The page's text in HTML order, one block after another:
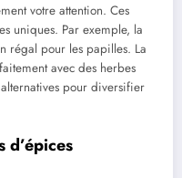
votre attention. Ces
uniques. Par exemple, la
régal pour les papilles. La
avec des herbes
pour diversifier
d’épices